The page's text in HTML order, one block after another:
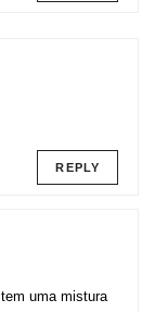
REPLY
uma mistura